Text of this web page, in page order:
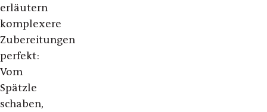
erläutern
komplexere
Zubereitungen
perfekt:
Vom
Spätzle
schaben,